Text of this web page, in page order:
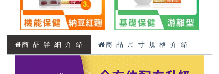
商 品 詳 細 介 紹 商 品 尺 寸 規 格 介 紹